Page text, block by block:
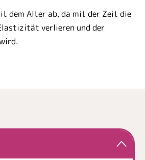
dem Alter ab, da mit der Zeit die
verlieren und der